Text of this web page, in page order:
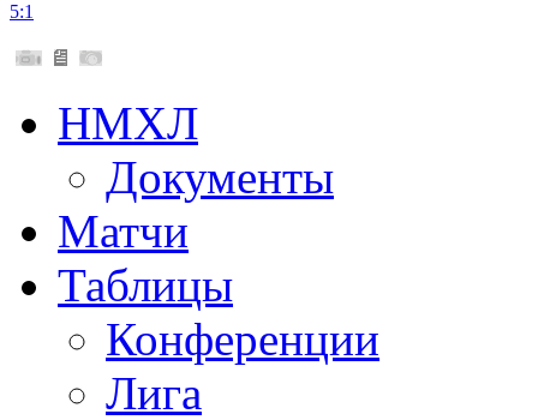
5:1
НМХЛ
Документы
Матчи
Таблицы
Конференции
Лига